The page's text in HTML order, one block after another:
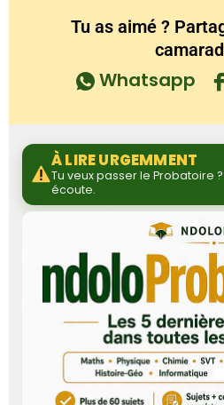
Tu as aimé ?
Whatsapp
À LIRE URGEMMENT
Tu veux passer le Probatoire
écoute.